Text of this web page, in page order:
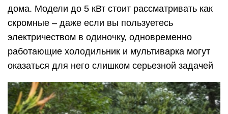
дома. Модели до 5 кВт стоит рассматривать как
скромные – даже если вы пользуетесь
электричеством в одиночку, одновременно
работающие холодильник и мультиварка могут
оказаться для него слишком серьезной задачей